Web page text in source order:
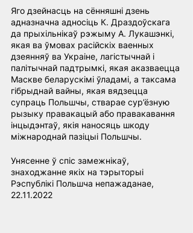
Яго дзейнасць на сённяшні дзень
адназначна адносіць К. Драздоўскага
да прыхільнікаў рэжыму А. Лукашэнкі,
якая ва ўмовах расійскіх ваенных
дзеянняў ва Украіне, лагістычнай і
палітычнай падтрымкі, якая аказваецца
Маскве беларускімі ўладамі, а таксама
гібрыднай вайны, якая вядзецца
супраць Польшчы, стварае сур’ёзную
рызыку правакацый або правакавання
інцыдэнтаў, якія наносяць шкоду
міжнароднай пазіцыі Польшчы.
Унясенне ў спіс замежнікаў,
знаходжанне якіх на тэрыторыі
Рэспублікі Польшча непажаданае,
22.11.2022